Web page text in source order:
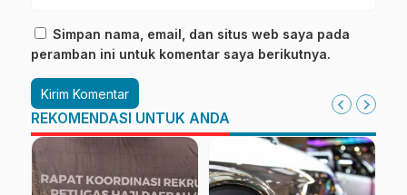
Simpan nama, email, dan situs web saya pada
peramban ini untuk komentar saya berikutnya.
REKOMENDASI UNTUK ANDA